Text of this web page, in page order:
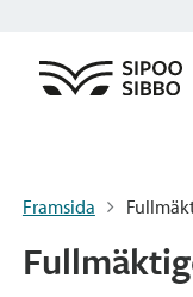
Framsida